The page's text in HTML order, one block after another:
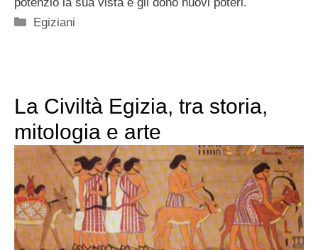
Categorie
Egiziani
La Civiltà Egizia, tra storia,
mitologia e arte